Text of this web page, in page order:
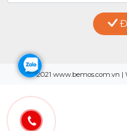
© 2021 www.bemos.com.vn